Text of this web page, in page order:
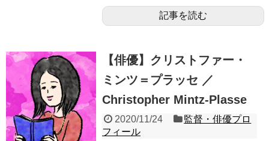
記事を読む
【俳優】クリストファー・
ミンツ＝プラッセ ／
Christopher Mintz-Plasse
2020/11/24
監督・俳優プロ
フィール